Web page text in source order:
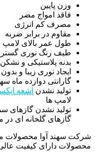
وزن پایین
فاقد امواج مضر
مصرف کم انرژی
مقاوم در برابر ضربه
طول عمر بالای لامپ
طیف رنگ نوری
بدنه پلاستیکی و نشکن
ایجاد نوری زیبا و
گارانتی دوازده ماه
تولید نشدن اشعه
لامپ ها
تولید نشدن گازهای
گازهای گلخانه ای در
شرکت سهند آوا محصولات
محصولات دارای کیفیت